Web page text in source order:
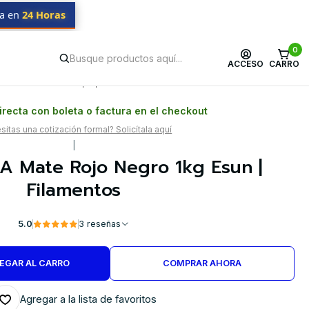
ACCESO
0
CARRO
en 24 Horas
con boleta o factura en el checkout
una cotización formal? Solicítala aquí
Mate Rojo Negro 1kg Esun |
Filamentos
5.0 3 reseñas
AL CARRO COMPRAR AHORA
Agregar a la lista de favoritos